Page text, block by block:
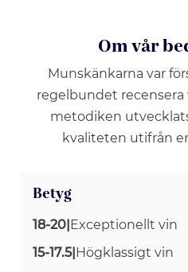
Om vår
Munskänkarna var
regelbundet recensera
metodiken
kvaliteten utifrån
Betyg
18-20 Exceptionellt vin
15-17.5| Högklassigt vin